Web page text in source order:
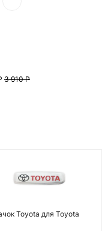
3 910 Р
Toyota для Toyota